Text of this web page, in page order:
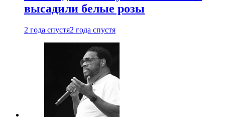
высадили белые розы
2 года спустя2 года спустя